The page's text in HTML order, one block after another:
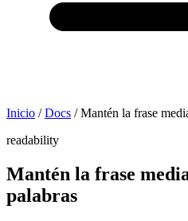
Inicio / Docs / Mantén la frase
readability
Mantén la frase
palabras